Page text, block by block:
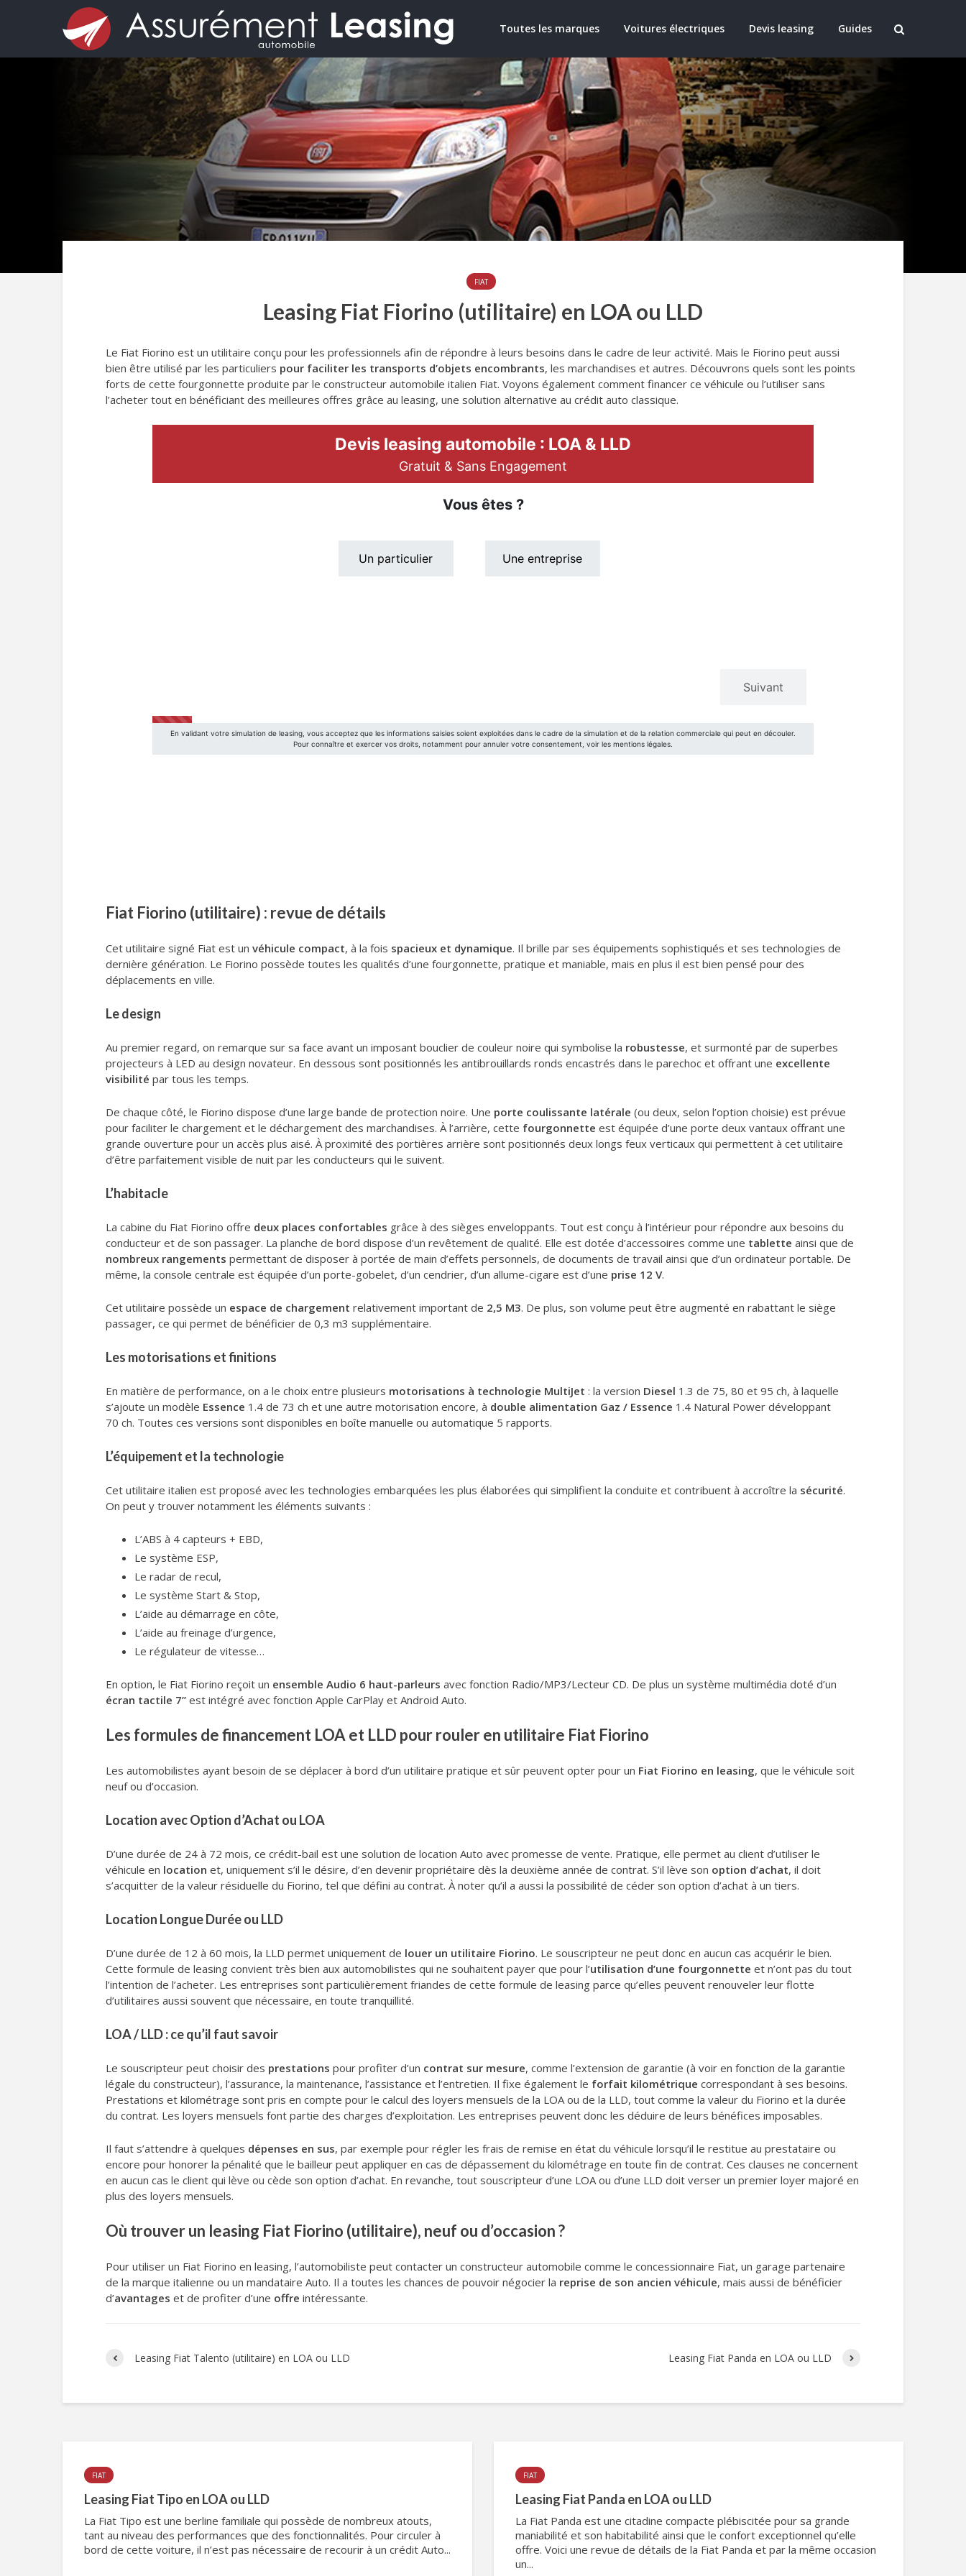
Toutes les marques Voitures électriques Devis leasing Guides
FIAT
Leasing Fiat Fiorino (utilitaire) en LOA ou LLD
Le Fiat Fiorino est un utilitaire conçu pour les professionnels afin de répondre à leurs besoins dans le cadre de leur activité. Mais le Fiorino peut aussi
bien être utilisé par les particuliers pour faciliter les transports d’objets encombrants, les marchandises et autres. Découvrons quels sont les points
forts de cette fourgonnette produite par le constructeur automobile italien Fiat. Voyons également comment financer ce véhicule ou l’utiliser sans
l’acheter tout en bénéficiant des meilleures offres grâce au leasing, une solution alternative au crédit auto classique.
Fiat Fiorino (utilitaire) : revue de détails
Cet utilitaire signé Fiat est un véhicule compact, à la fois spacieux et dynamique. Il brille par ses équipements sophistiqués et ses technologies de
dernière génération. Le Fiorino possède toutes les qualités d’une fourgonnette, pratique et maniable, mais en plus il est bien pensé pour des
déplacements en ville.
Le design
Au premier regard, on remarque sur sa face avant un imposant bouclier de couleur noire qui symbolise la robustesse, et surmonté par de superbes
projecteurs à LED au design novateur. En dessous sont positionnés les antibrouillards ronds encastrés dans le parechoc et offrant une excellente
visibilité par tous les temps.
De chaque côté, le Fiorino dispose d’une large bande de protection noire. Une porte coulissante latérale (ou deux, selon l’option choisie) est prévue
pour faciliter le chargement et le déchargement des marchandises. À l’arrière, cette fourgonnette est équipée d’une porte deux vantaux offrant une
grande ouverture pour un accès plus aisé. À proximité des portières arrière sont positionnés deux longs feux verticaux qui permettent à cet utilitaire
d’être parfaitement visible de nuit par les conducteurs qui le suivent.
L’habitacle
La cabine du Fiat Fiorino offre deux places confortables grâce à des sièges enveloppants. Tout est conçu à l’intérieur pour répondre aux besoins du
conducteur et de son passager. La planche de bord dispose d’un revêtement de qualité. Elle est dotée d’accessoires comme une tablette ainsi que de
nombreux rangements permettant de disposer à portée de main d’effets personnels, de documents de travail ainsi que d’un ordinateur portable. De
même, la console centrale est équipée d’un porte-gobelet, d’un cendrier, d’un allume-cigare est d’une prise 12 V.
Cet utilitaire possède un espace de chargement relativement important de 2,5 M3. De plus, son volume peut être augmenté en rabattant le siège
passager, ce qui permet de bénéficier de 0,3 m3 supplémentaire.
Les motorisations et finitions
En matière de performance, on a le choix entre plusieurs motorisations à technologie MultiJet : la version Diesel 1.3 de 75, 80 et 95 ch, à laquelle
s’ajoute un modèle Essence 1.4 de 73 ch et une autre motorisation encore, à double alimentation Gaz / Essence 1.4 Natural Power développant
70 ch. Toutes ces versions sont disponibles en boîte manuelle ou automatique 5 rapports.
L’équipement et la technologie
Cet utilitaire italien est proposé avec les technologies embarquées les plus élaborées qui simplifient la conduite et contribuent à accroître la sécurité.
On peut y trouver notamment les éléments suivants :
L’ABS à 4 capteurs + EBD,
Le système ESP,
Le radar de recul,
Le système Start & Stop,
L’aide au démarrage en côte,
L’aide au freinage d’urgence,
Le régulateur de vitesse…
En option, le Fiat Fiorino reçoit un ensemble Audio 6 haut-parleurs avec fonction Radio/MP3/Lecteur CD. De plus un système multimédia doté d’un
écran tactile 7’’ est intégré avec fonction Apple CarPlay et Android Auto.
Les formules de financement LOA et LLD pour rouler en utilitaire Fiat Fiorino
Les automobilistes ayant besoin de se déplacer à bord d’un utilitaire pratique et sûr peuvent opter pour un Fiat Fiorino en leasing, que le véhicule soit
neuf ou d’occasion.
Location avec Option d’Achat ou LOA
D’une durée de 24 à 72 mois, ce crédit-bail est une solution de location Auto avec promesse de vente. Pratique, elle permet au client d’utiliser le
véhicule en location et, uniquement s’il le désire, d’en devenir propriétaire dès la deuxième année de contrat. S’il lève son option d’achat, il doit
s’acquitter de la valeur résiduelle du Fiorino, tel que défini au contrat. À noter qu’il a aussi la possibilité de céder son option d’achat à un tiers.
Location Longue Durée ou LLD
D’une durée de 12 à 60 mois, la LLD permet uniquement de louer un utilitaire Fiorino. Le souscripteur ne peut donc en aucun cas acquérir le bien.
Cette formule de leasing convient très bien aux automobilistes qui ne souhaitent payer que pour l’utilisation d’une fourgonnette et n’ont pas du tout
l’intention de l’acheter. Les entreprises sont particulièrement friandes de cette formule de leasing parce qu’elles peuvent renouveler leur flotte
d’utilitaires aussi souvent que nécessaire, en toute tranquillité.
LOA / LLD : ce qu’il faut savoir
Le souscripteur peut choisir des prestations pour profiter d’un contrat sur mesure, comme l’extension de garantie (à voir en fonction de la garantie
légale du constructeur), l’assurance, la maintenance, l’assistance et l’entretien. Il fixe également le forfait kilométrique correspondant à ses besoins.
Prestations et kilométrage sont pris en compte pour le calcul des loyers mensuels de la LOA ou de la LLD, tout comme la valeur du Fiorino et la durée
du contrat. Les loyers mensuels font partie des charges d’exploitation. Les entreprises peuvent donc les déduire de leurs bénéfices imposables.
Il faut s’attendre à quelques dépenses en sus, par exemple pour régler les frais de remise en état du véhicule lorsqu’il le restitue au prestataire ou
encore pour honorer la pénalité que le bailleur peut appliquer en cas de dépassement du kilométrage en toute fin de contrat. Ces clauses ne concernent
en aucun cas le client qui lève ou cède son option d’achat. En revanche, tout souscripteur d’une LOA ou d’une LLD doit verser un premier loyer majoré en
plus des loyers mensuels.
Où trouver un leasing Fiat Fiorino (utilitaire), neuf ou d’occasion ?
Pour utiliser un Fiat Fiorino en leasing, l’automobiliste peut contacter un constructeur automobile comme le concessionnaire Fiat, un garage partenaire
de la marque italienne ou un mandataire Auto. Il a toutes les chances de pouvoir négocier la reprise de son ancien véhicule, mais aussi de bénéficier
d’avantages et de profiter d’une offre intéressante.
Leasing Fiat Talento (utilitaire) en LOA ou LLD Leasing Fiat Panda en LOA ou LLD
FIAT
Leasing Fiat Tipo en LOA ou LLD
La Fiat Tipo est une berline familiale qui possède de nombreux atouts,
tant au niveau des performances que des fonctionnalités. Pour circuler à
bord de cette voiture, il n’est pas nécessaire de recourir à un crédit Auto...
FIAT
Leasing Fiat Panda en LOA ou LLD
La Fiat Panda est une citadine compacte plébiscitée pour sa grande
maniabilité et son habitabilité ainsi que le confort exceptionnel qu’elle
offre. Voici une revue de détails de la Fiat Panda et par la même occasion
un...